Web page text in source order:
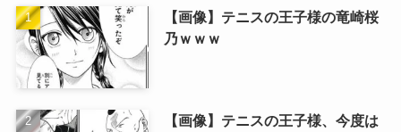
【画像】テニスの王子様の竜崎桜
乃ｗｗｗ
【画像】テニスの王子様、今度は